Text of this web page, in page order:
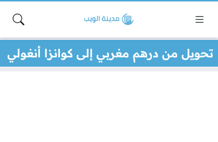
تحويل من درهم مغربي إلى كوانزا أنغولي